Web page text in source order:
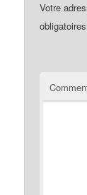
Votre